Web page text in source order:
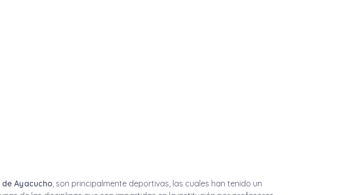
Ayacucho, son principalmente deportivas, las cuales han tenido un